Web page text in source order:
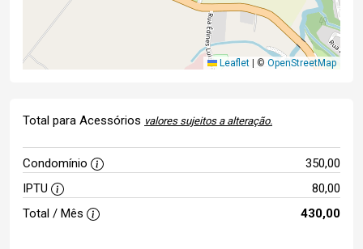
Leaflet © OpenStreetMap
Total para Acessórios valores sujeitos a alteração.
Condomínio
350,00
IPTU
80,00
Total / Mês
430,00